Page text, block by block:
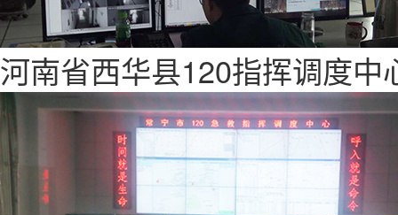
河南省西华县120指挥调度中